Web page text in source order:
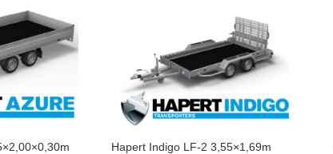
Hapert Indigo LF-2 3,55×1,69m